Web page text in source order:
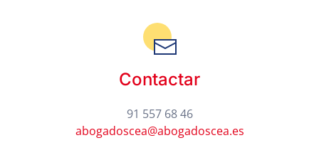
Contactar
91 557 68 46
abogadoscea@abogadoscea.es